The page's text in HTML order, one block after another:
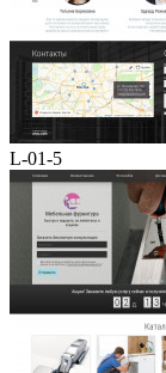
L-01-5